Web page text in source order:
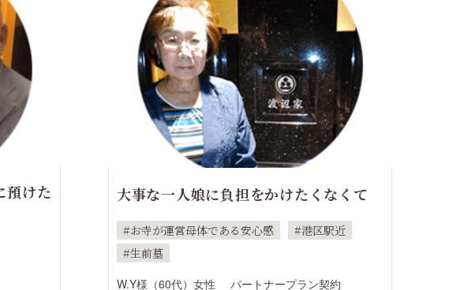
預けた
大事な一人娘に負担をかけたくなくて
お寺が運営母体である安心感
港区駅近
生前墓
W.Y様（60代）女性
パートナープラン契約